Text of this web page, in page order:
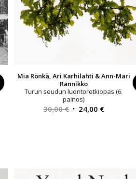
Mia Rönkä, Ari Karhilahti & Ann-Mari
Rannikko
Turun seudun luontoretkiopas (6.
painos)
30,00€ Alkuperäinen
24,00 €Nykyinen